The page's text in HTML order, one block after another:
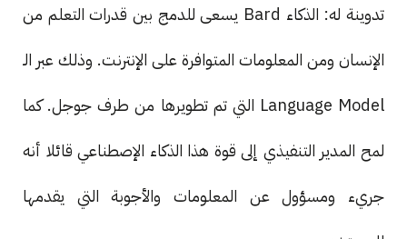
تدوينة له: الذكاء Bard يسعى للدمج بين قدرات التعلم من
الإنسان ومن المعلومات المتوافرة على الإنترنت. وذلك عبر الـ
Language Model التي تم تطويرها من طرف جوجل. كما
لمح المدير التنفيذي إلى قوة هذا الذكاء الإصطناعي قائلا أنه
جريء ومسؤول عن المعلومات والأجوبة التي يقدمها